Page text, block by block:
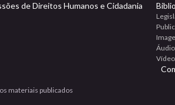
de Direitos Humanos e Cidadania
materiais publicados